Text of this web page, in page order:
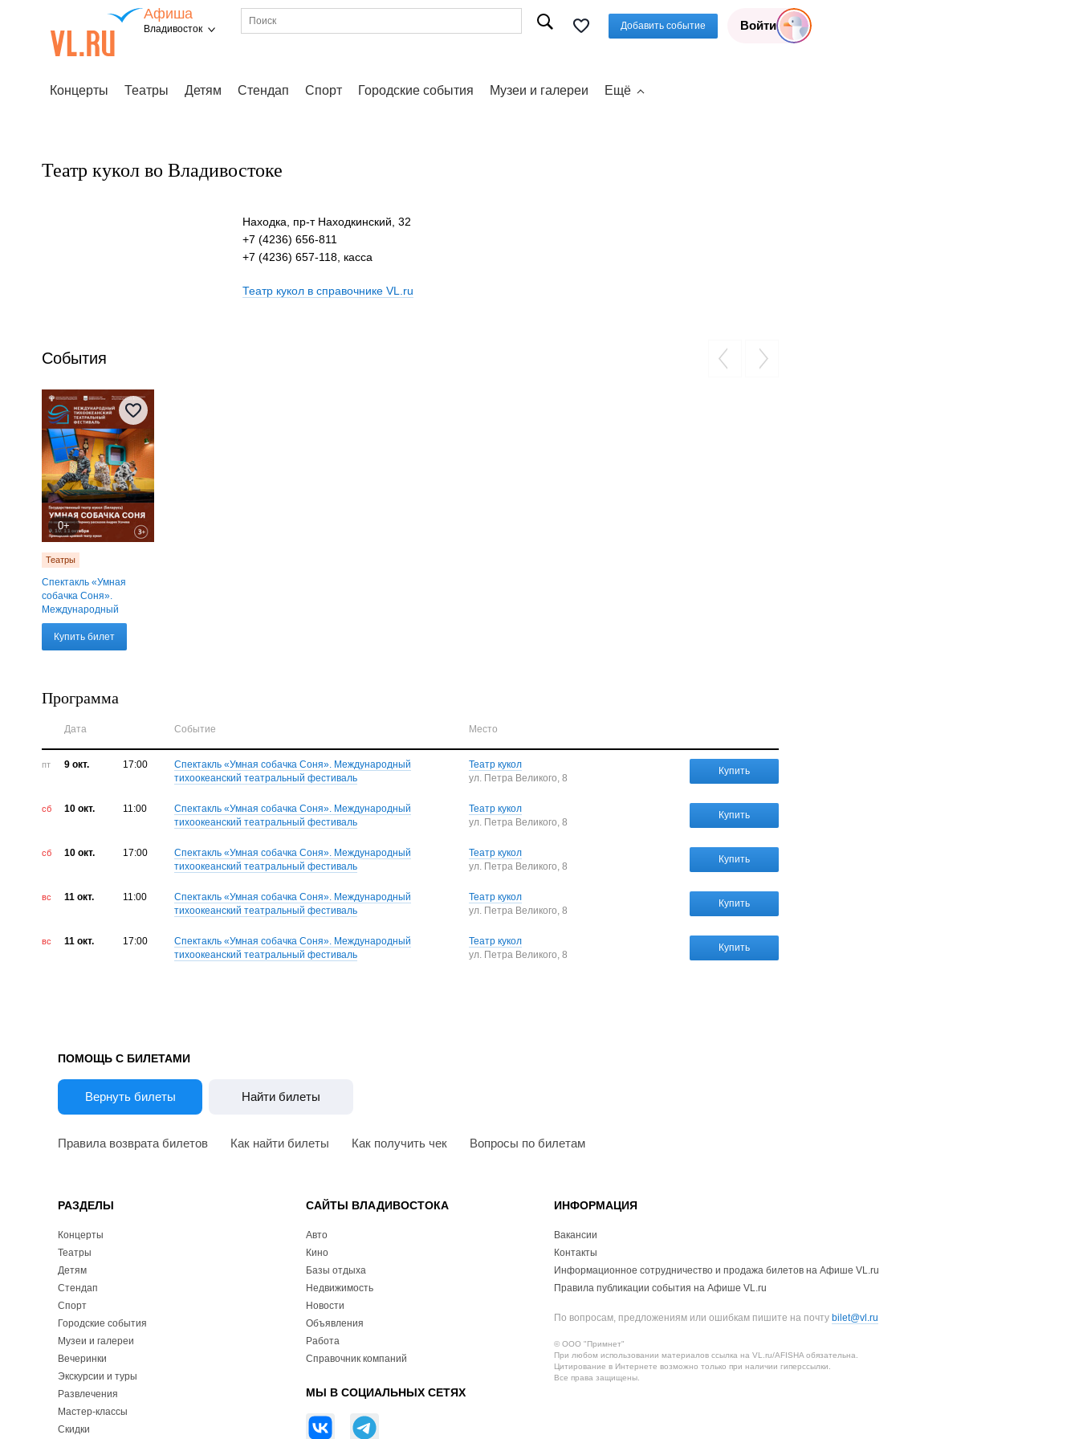
Афиша
Владивосток Добавить событие Войти
Концерты Театры Детям Стендап Спорт Городские события Музеи и галереи Ещё
Театр кукол во Владивостоке
Находка, пр-т Находкинский, 32
+7 (4236) 656-811
+7 (4236) 657-118, касса
Театр кукол в справочнике VL.ru
События
0+
Театры
Спектакль «Умная
собачка Соня».
Международный
тихоокеанский
театральный
фестиваль
Купить билет
Программа
Дата Событие Место
пт 9 окт. 17:00
Спектакль «Умная собачка Соня». Международный
тихоокеанский театральный фестиваль
Театр кукол
ул. Петра Великого, 8
Купить
сб 10 окт. 11:00
Спектакль «Умная собачка Соня». Международный
тихоокеанский театральный фестиваль
Театр кукол
ул. Петра Великого, 8
Купить
сб 10 окт. 17:00
Спектакль «Умная собачка Соня». Международный
тихоокеанский театральный фестиваль
Театр кукол
ул. Петра Великого, 8
Купить
вс 11 окт. 11:00
Спектакль «Умная собачка Соня». Международный
тихоокеанский театральный фестиваль
Театр кукол
ул. Петра Великого, 8
Купить
вс 11 окт. 17:00
Спектакль «Умная собачка Соня». Международный
тихоокеанский театральный фестиваль
Театр кукол
ул. Петра Великого, 8
Купить
ПОМОЩЬ С БИЛЕТАМИ
Вернуть билеты Найти билеты
Правила возврата билетов Как найти билеты Как получить чек Вопросы по билетам
РАЗДЕЛЫ
Концерты
Театры
Детям
Стендап
Спорт
Городские события
Музеи и галереи
Вечеринки
Экскурсии и туры
Развлечения
Мастер-классы
Скидки
САЙТЫ ВЛАДИВОСТОКА
Авто
Кино
Базы отдыха
Недвижимость
Новости
Объявления
Работа
Справочник компаний
МЫ В СОЦИАЛЬНЫХ СЕТЯХ
ИНФОРМАЦИЯ
Вакансии
Контакты
Информационное сотрудничество и продажа билетов на Афише VL.ru
Правила публикации события на Афише VL.ru
По вопросам, предложениям или ошибкам пишите на почту bilet@vl.ru
© ООО "Примнет"
При любом использовании материалов ссылка на VL.ru/AFISHA обязательна.
Цитирование в Интернете возможно только при наличии гиперссылки.
Все права защищены.